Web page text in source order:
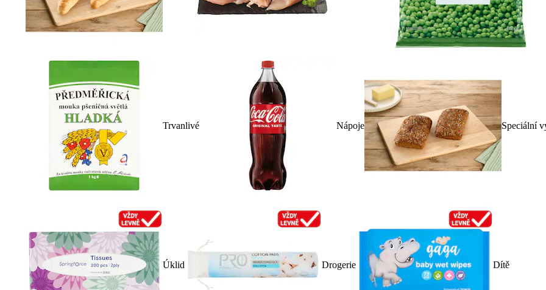
Trvanlivé Nápoje Speciální
Úklid Drogerie Dítě